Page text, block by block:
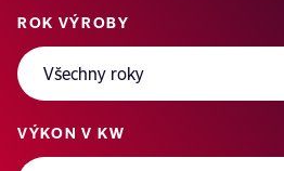
ROK VÝROBY
VÝKON V KW